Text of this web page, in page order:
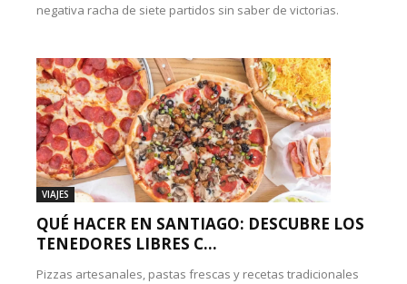
negativa racha de siete partidos sin saber de victorias.
VIAJES
QUÉ HACER EN SANTIAGO: DESCUBRE LOS
TENEDORES LIBRES C...
Pizzas artesanales, pastas frescas y recetas tradicionales